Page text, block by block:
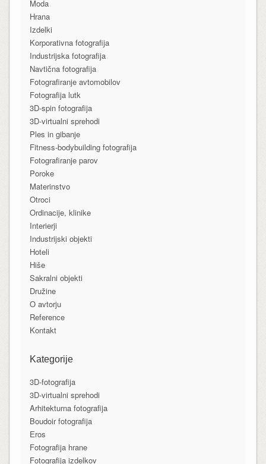
Moda
Hrana
Izdelki
Korporativna fotografija
Industrijska fotografija
Navtična fotografija
Fotografiranje avtomobilov
Fotografija lutk
3D-spin fotografija
3D-virtualni sprehodi
Ples in gibanje
Fitness-bodybuilding fotografija
Fotografiranje parov
Poroke
Materinstvo
Otroci
Ordinacije, klinike
Interierji
Industrijski objekti
Hoteli
Hiše
Sakralni objekti
Družine
O avtorju
Reference
Kontakt
Kategorije
3D-fotografija
3D-virtualni sprehodi
Arhitekturna fotografija
Boudoir fotografija
Eros
Fotografija hrane
Fotografija izdelkov